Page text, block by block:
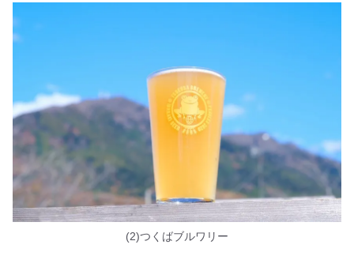
(2)つくばブルワリー